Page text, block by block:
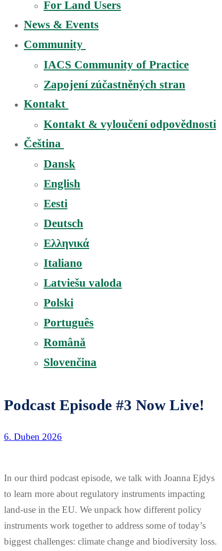
For Land Users
News & Events
Community
IACS Community of Practice
Zapojení zúčastněných stran
Kontakt
Kontakt & vyloučení odpovědnosti
Čeština
Dansk
English
Eesti
Deutsch
Ελληνικά
Italiano
Latviešu valoda
Polski
Português
Română
Slovenčina
Podcast Episode #3 Now Live!
6. Duben 2026
In our third podcast episode, we talk with Joanna Ejdys
to learn more about regulatory instruments impacting
land-use in the EU. We unpack how different policy
instruments work together to address some of today’s
biggest challenges: climate change and biodiversity loss.